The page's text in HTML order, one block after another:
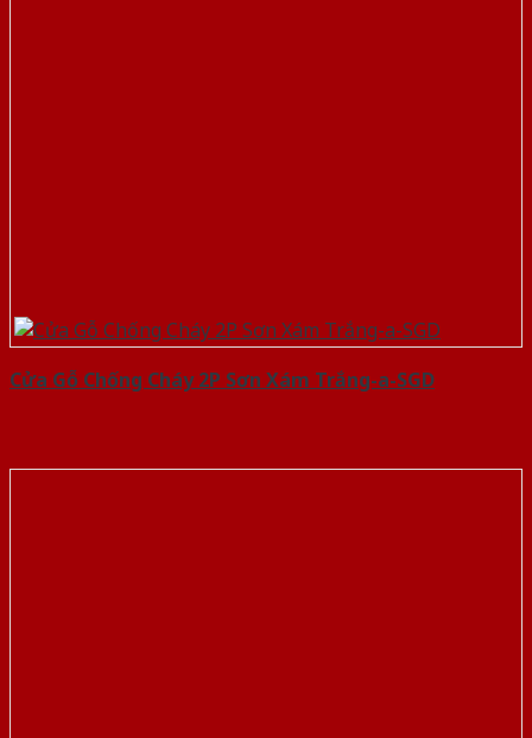
Cửa Gỗ Chống Cháy 2P Sơn Xám Trắng-a-SGD